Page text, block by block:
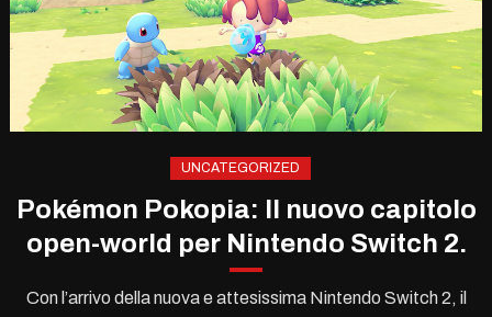
UNCATEGORIZED
Pokémon Pokopia: Il nuovo capitolo
open-world per Nintendo Switch 2.
Con l’arrivo della nuova e attesissima Nintendo Switch 2, il